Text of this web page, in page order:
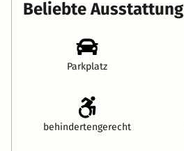
Beliebte Ausstattung
Parkplatz
behindertengerecht